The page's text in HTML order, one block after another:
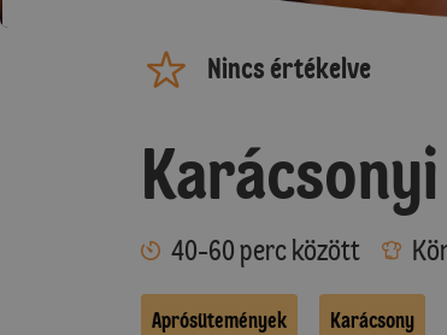
Nincs értékelve
40-60 perc között
Aprósütemények Karácsony